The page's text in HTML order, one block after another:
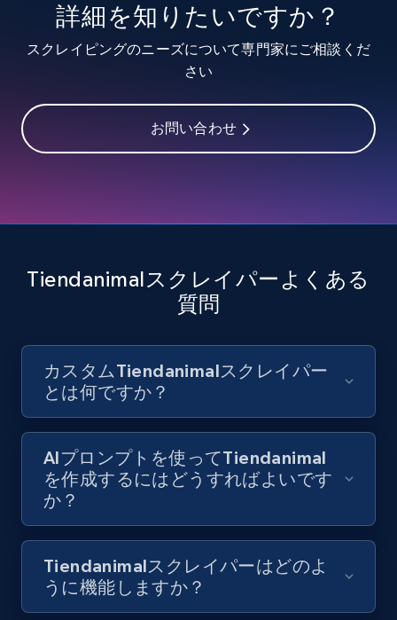
Video length, Likes, Views, and more.
Youtube - Videos posts - Discover videos by
無料トライアル
keyword and then apply relevant video
filters
Video length, Likes, Views, and more.
8.1K+
Youtube - Videos posts - Collect YouTube
posts by hashtags
詳細を知りたいですか？
スクレイピングのニーズについて専門家にご相談くだ
さい
お問い合わせ
Tiendanimalスクレイパーよくある
質問
カスタムTiendanimalスクレイパー
とは何ですか？
AIプロンプトを使ってTiendanimal
を作成するにはどうすればよいです
か？
Tiendanimalスクレイパーはどのよ
うに機能しますか？